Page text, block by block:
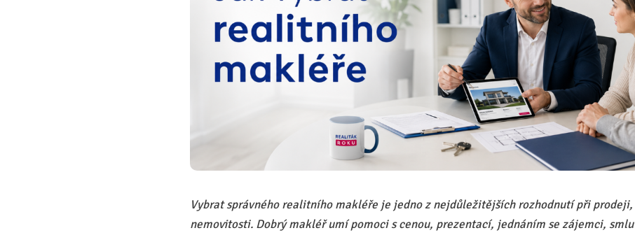
Vybrat správného realitního makléře je jedno z nejdůležitějších rozhodnutí při
nemovitosti. Dobrý makléř umí pomoci s cenou, prezentací, jednáním se zájemci,